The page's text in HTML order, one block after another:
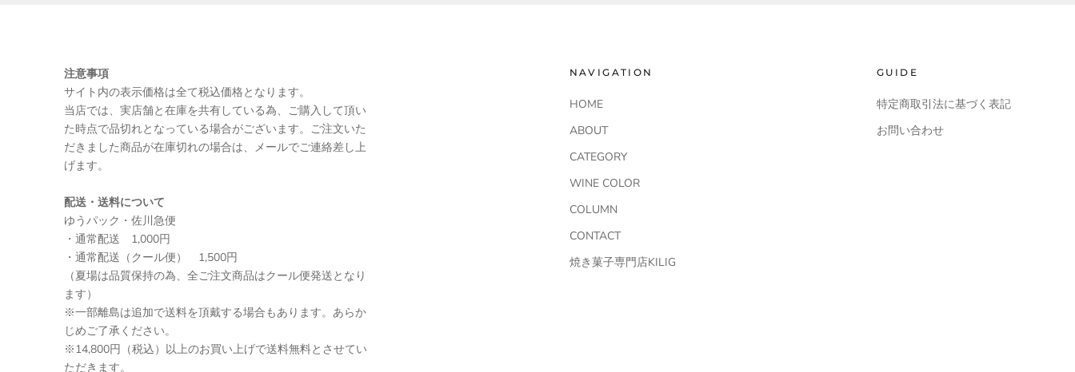
注意事項
サイト内の表示価格は全て税込価格となります。
当店では、実店舗と在庫を共有している為、ご購入して頂い
た時点で品切れとなっている場合がございます。ご注文いた
だきました商品が在庫切れの場合は、メールでご連絡差し上
げます。
配送・送料について
ゆうパック・佐川急便
・通常配送 1,000円
・通常配送（クール便） 1,500円
（夏場は品質保持の為、全ご注文商品はクール便発送となり
ます）
※一部離島は追加で送料を頂戴する場合もあります。あらか
じめご了承ください。
※14,800円（税込）以上のお買い上げで送料無料とさせてい
ただきます。
NAVIGATION
HOME
ABOUT
CATEGORY
WINE COLOR
COLUMN
CONTACT
焼き菓子専門店KILIG
GUIDE
特定商取引法に基づく表記
お問い合わせ